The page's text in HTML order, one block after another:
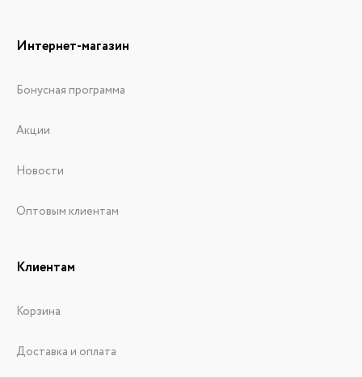
Интернет-магазин
Бонусная программа
Акции
Новости
Оптовым клиентам
Клиентам
Корзина
Доставка и оплата